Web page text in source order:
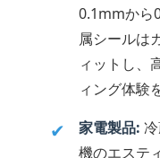
0.1mmから
属シールは
ィットし、
ィング体験
✔ 家電製品:
機のエステ